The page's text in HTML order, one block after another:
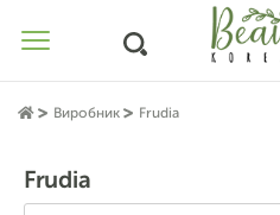
Виробник Frudia
Frudia